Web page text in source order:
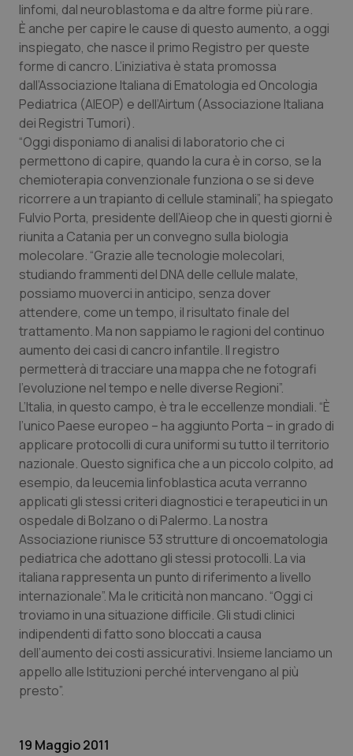
Basilicata
Calabria
Campania
Emilia-Romagna
Friuli Venezia Giulia
Lazio
Liguria
Lombardia
Marche
Molise
Piemonte
Provincia Autonoma di Bolzano
Provincia Autonoma di Trento
Puglia
Sardegna
Sicilia
Toscana
Artrite & artrosi
Asma & BPCO
Car-T
Colesterolo & coronaropatie
Dermatite Atopica
Diabete & glucometri
Disturbi dell’umore
Dolore
Donna & Salute
Epatiti
HIV
Infezioni & Febbre
Ipertensione & Scompenso
Malattie rare
Malattia di Crohn & Rettocolite Ulcerosa
Neuroscienze & patologie neurodegenerative
Obesità
QS Club Newsletter
linfomi, dal neuroblastoma e da altre forme più rare.
È anche per capire le cause di questo aumento, a oggi
inspiegato, che nasce il primo Registro per queste
forme di cancro. L’iniziativa è stata promossa
dall’Associazione Italiana di Ematologia ed Oncologia
Pediatrica (AIEOP) e dell’Airtum (Associazione Italiana
dei Registri Tumori).
“Oggi disponiamo di analisi di laboratorio che ci
permettono di capire, quando la cura è in corso, se la
chemioterapia convenzionale funziona o se si deve
ricorrere a un trapianto di cellule staminali”, ha spiegato
Fulvio Porta, presidente dell’Aieop che in questi giorni è
riunita a Catania per un convegno sulla biologia
molecolare. “Grazie alle tecnologie molecolari,
studiando frammenti del DNA delle cellule malate,
possiamo muoverci in anticipo, senza dover
attendere, come un tempo, il risultato finale del
trattamento. Ma non sappiamo le ragioni del continuo
aumento dei casi di cancro infantile. Il registro
permetterà di tracciare una mappa che ne fotografi
l’evoluzione nel tempo e nelle diverse Regioni”.
L’Italia, in questo campo, è tra le eccellenze mondiali. “È
l’unico Paese europeo – ha aggiunto Porta – in grado di
applicare protocolli di cura uniformi su tutto il territorio
nazionale. Questo significa che a un piccolo colpito, ad
esempio, da leucemia linfoblastica acuta verranno
applicati gli stessi criteri diagnostici e terapeutici in un
ospedale di Bolzano o di Palermo. La nostra
Associazione riunisce 53 strutture di oncoematologia
pediatrica che adottano gli stessi protocolli. La via
italiana rappresenta un punto di riferimento a livello
internazionale”. Ma le criticità non mancano. “Oggi ci
troviamo in una situazione difficile. Gli studi clinici
indipendenti di fatto sono bloccati a causa
dell’aumento dei costi assicurativi. Insieme lanciamo un
appello alle Istituzioni perché intervengano al più
presto”.
19 Maggio 2011